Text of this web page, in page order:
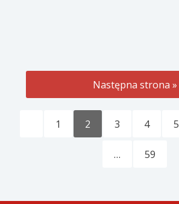
Następna strona »
1 2 3 4 5
… 59